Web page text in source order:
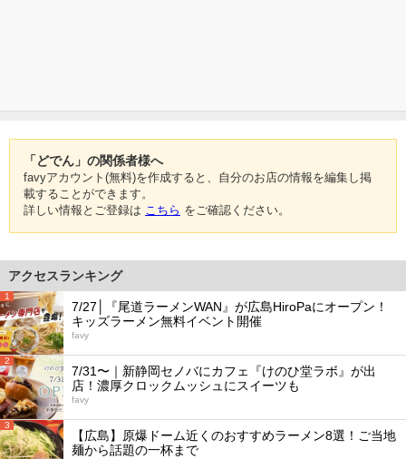
「どでん」の関係者様へ
favyアカウント(無料)を作成すると、自分のお店の情報を編集し掲
載することができます。
詳しい情報とご登録は こちら をご確認ください。
アクセスランキング
1
7/27│『尾道ラーメンWAN』が広島HiroPaにオープン！
キッズラーメン無料イベント開催
favy
2
7/31〜｜新静岡セノバにカフェ『けのひ堂ラボ』が出
店！濃厚クロックムッシュにスイーツも
favy
3
【広島】原爆ドーム近くのおすすめラーメン8選！ご当地
麺から話題の一杯まで